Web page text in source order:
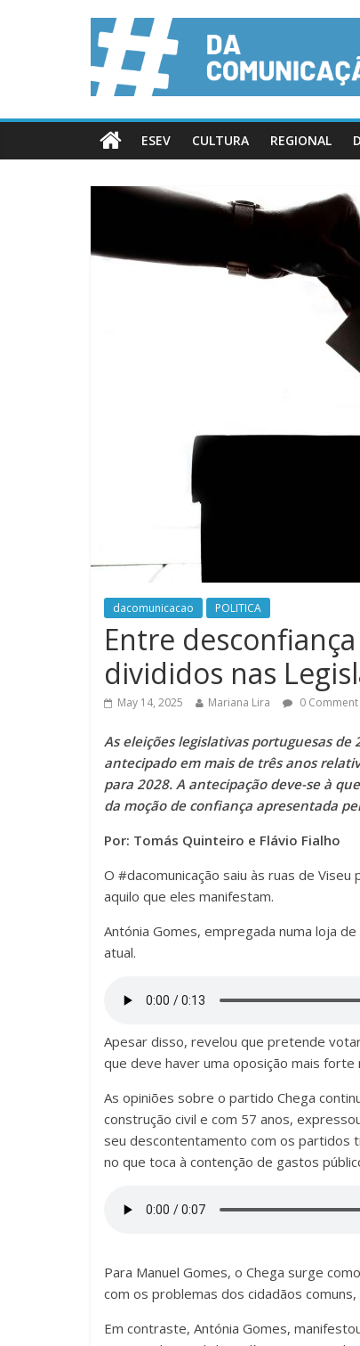
ESEV CULTURA REGIONAL
dacomunicacao POLITICA
Entre
divididos nas
May 14, 2025 Mariana Lira 0 Comment
As eleições legislativas portuguesas
antecipado em mais de três anos
para 2028. A antecipação deve-se à
da moção de confiança apresentada
Por: Tomás Quinteiro e Flávio Fialho
O #dacomunicação saiu às ruas de
aquilo que eles manifestam.
Antónia Gomes, empregada numa loja
atual.
Apesar disso, revelou que pretende
que deve haver uma oposição mais forte
As opiniões sobre o partido Chega
construção civil e com 57 anos,
seu descontentamento com os partidos
no que toca à contenção de gastos
Para Manuel Gomes, o Chega surge
com os problemas dos cidadãos
Em contraste, Antónia Gomes,